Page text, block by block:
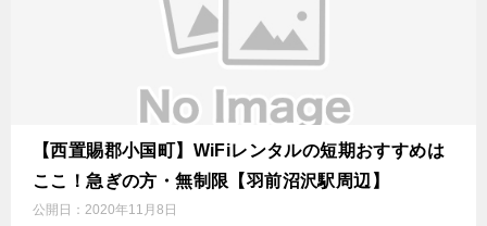
【西置賜郡小国町】WiFiレンタルの短期おすすめは
ここ！急ぎの方・無制限【羽前沼沢駅周辺】
公開日： 2020年11月8日